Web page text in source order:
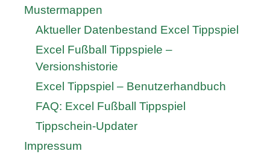
Mustermappen
Aktueller Datenbestand Excel Tippspiel
Excel Fußball Tippspiele –
Versionshistorie
Excel Tippspiel – Benutzerhandbuch
FAQ: Excel Fußball Tippspiel
Tippschein-Updater
Impressum